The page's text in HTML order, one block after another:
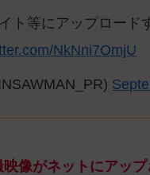
ト等にアップロード
NkNni7OmjU
像がネットにアッ